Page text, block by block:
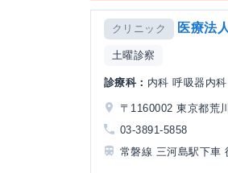
クリニック 医療法
土曜診察
診療科： 内科 呼吸器内
〒1160002 東京都荒
03-3891-5858
常磐線 三河島駅下車